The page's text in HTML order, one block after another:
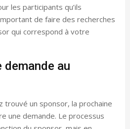
les participants qu’ils
de faire des recherches
qui correspond à votre
demande au
trouvé un sponsor, la prochaine
une demande. Le processus